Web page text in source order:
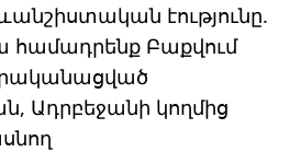
էությունը.
համադրենք Բաքվում
Ադրբեջանի կողմից